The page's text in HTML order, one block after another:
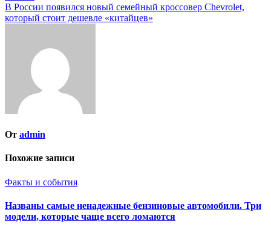
по
записям
В России появился новый семейный кроссовер Chevrolet,
который стоит дешевле «китайцев»
От admin
Похожие записи
Факты и события
Названы самые ненадежные бензиновые автомобили. Три
модели, которые чаще всего ломаются